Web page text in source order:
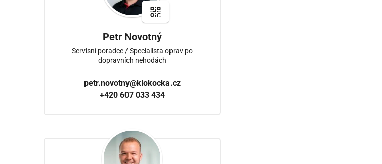
Petr Novotný
Servisní poradce / Specialista oprav po
dopravních nehodách
petr.novotny@klokocka.cz
+420 607 033 434